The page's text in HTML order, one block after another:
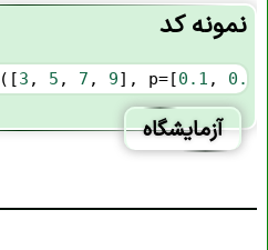
نمونه کد
([3 , 5 , 7 , 9], p=[0.1 , 0.3
آزمایشگاه